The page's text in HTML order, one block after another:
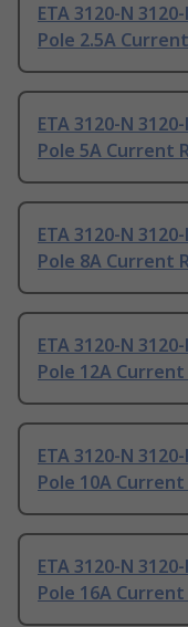
ETA 3120-N
Pole 2.5A
ETA 3120-N
Pole 5A Current
ETA 3120-N
Pole 8A Current
ETA 3120-N
Pole 12A Current
ETA 3120-N
Pole 10A Current
ETA 3120-N
Pole 16A Current